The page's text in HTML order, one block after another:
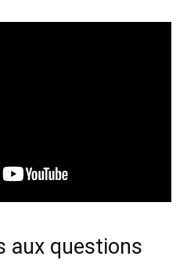
aux questions